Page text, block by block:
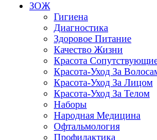
ЗОЖ
Гигиена
Диагностика
Здоровое Питание
Качество Жизни
Красота
Красота-Уход За
Красота-Уход За Лицом
Красота-Уход За Телом
Наборы
Народная Медицина
Офтальмология
Профилактика